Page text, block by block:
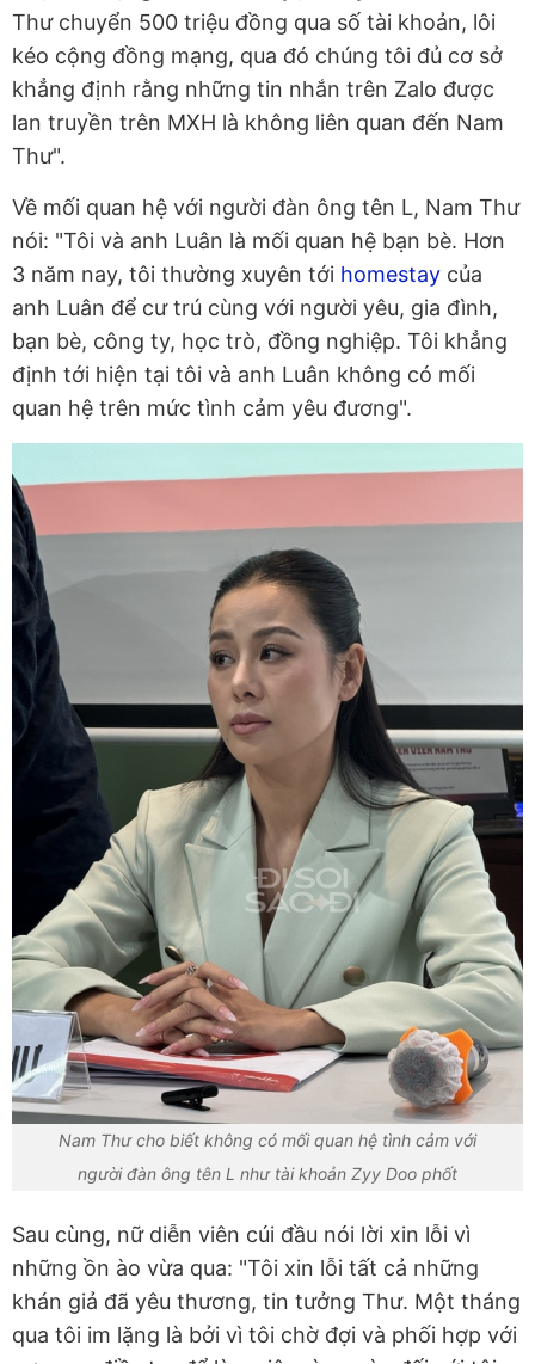
Thư chuyển 500 triệu đồng qua số tài khoản, lôi
kéo cộng đồng mạng, qua đó chúng tôi đủ cơ sở
khẳng định rằng những tin nhắn trên Zalo được
lan truyền trên MXH là không liên quan đến Nam
Thư".
Về mối quan hệ với người đàn ông tên L, Nam Thư
nói: "Tôi và anh Luân là mối quan hệ bạn bè. Hơn
3 năm nay, tôi thường xuyên tới homestay của
anh Luân để cư trú cùng với người yêu, gia đình,
bạn bè, công ty, học trò, đồng nghiệp. Tôi khẳng
định tới hiện tại tôi và anh Luân không có mối
quan hệ trên mức tình cảm yêu đương".
Nam Thư cho biết không có mối quan hệ tình cảm với
người đàn ông tên L như tài khoản Zyy Doo phốt
Sau cùng, nữ diễn viên cúi đầu nói lời xin lỗi vì
những ồn ào vừa qua: "Tôi xin lỗi tất cả những
khán giả đã yêu thương, tin tưởng Thư. Một tháng
qua tôi im lặng là bởi vì tôi chờ đợi và phối hợp với